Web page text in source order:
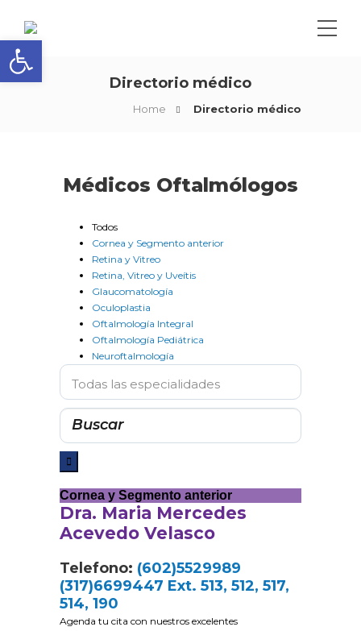
Directorio médico
Home Directorio médico
Médicos Oftalmólogos
Todos
Cornea y Segmento anterior
Retina y Vitreo
Retina, Vitreo y Uveítis
Glaucomatología
Oculoplastia
Oftalmología Integral
Oftalmología Pediátrica
Neuroftalmología
Cornea y Segmento anterior
Dra. Maria Mercedes
Acevedo Velasco
Telefono: (602)5529989
(317)6699447 Ext. 513, 512, 517,
514, 190
Agenda tu cita con nuestros excelentes
Abrir barra de herramientas